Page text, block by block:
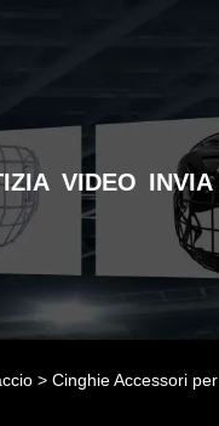
VIDEO INVIA
> Cinghie Accessori